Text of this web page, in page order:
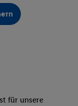
für unsere